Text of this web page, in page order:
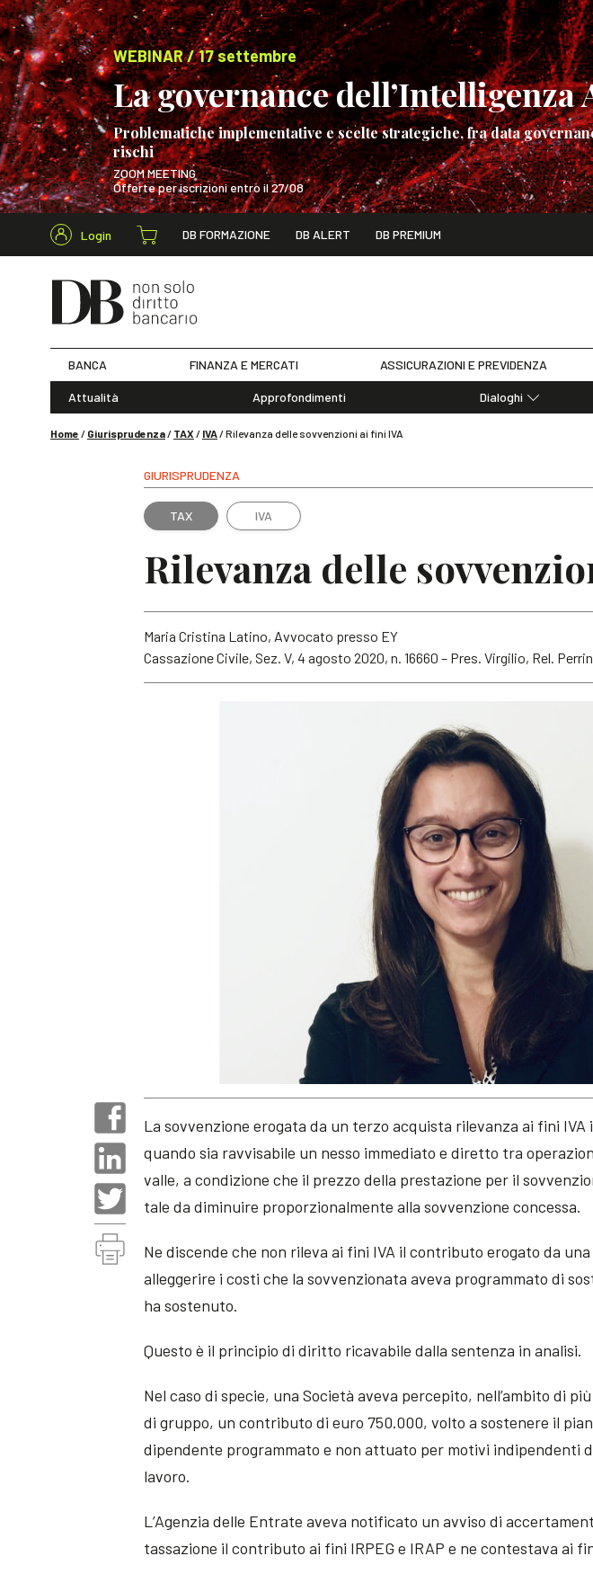
WEBINAR / 17 settembre
La governance
Problematiche implementative e scelte strategiche, fra data
rischi
ZOOM MEETING
Offerte per iscrizioni entro il 27/08
WEBINAR / 17 settembre
Login DB FORMAZIONE DB ALERT DB PREMIUM
Cerca nel sito
BANCA FINANZA E MERCATI ASSICURAZIONI E PREVIDENZA
Attualità Approfondimenti
Dialoghi
Home / Giurisprudenza/ TAX / IVA/Rilevanza delle sovvenzioni ai fini IVA
GIURISPRUDENZA
TAX IVA
Rilevanza delle
Maria Cristina Latino, Avvocato presso EY
Cassazione Civile, Sez. V, 4 agosto 2020, n. 16660 – Pres. Virgilio, Rel.
La sovvenzione erogata da un terzo acquista rilevanza ai fini IVA
quando sia ravvisabile un nesso immediato e diretto tra
valle, a condizione che il prezzo della prestazione per il
tale da diminuire proporzionalmente alla sovvenzione concessa.
Ne discende che non rileva ai fini IVA il contributo erogato da
alleggerire i costi che la sovvenzionata aveva programmato di
ha sostenuto.
Questo è il principio di diritto ricavabile dalla sentenza in analisi.
Nel caso di specie, una Società aveva percepito, nell’ambito di
di gruppo, un contributo di euro 750.000, volto a sostenere il
dipendente programmato e non attuato per motivi indipendenti
lavoro.
L’Agenzia delle Entrate aveva notificato un avviso di
tassazione il contributo ai fini IRPEG e IRAP e ne contestava ai